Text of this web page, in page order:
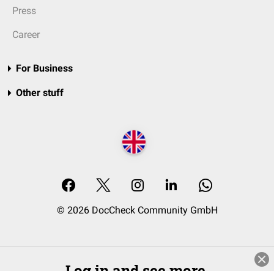
Press
Career
For Business
Other stuff
© 2026 DocCheck Community GmbH